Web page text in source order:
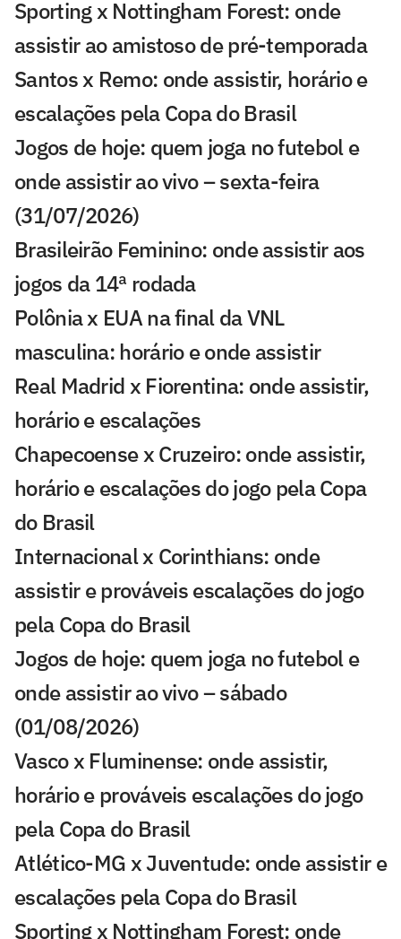
Sporting x Nottingham Forest: onde
assistir ao amistoso de pré-temporada
Santos x Remo: onde assistir, horário e
escalações pela Copa do Brasil
Jogos de hoje: quem joga no futebol e
onde assistir ao vivo – sexta-feira
(31/07/2026)
Brasileirão Feminino: onde assistir aos
jogos da 14ª rodada
Polônia x EUA na final da VNL
masculina: horário e onde assistir
Real Madrid x Fiorentina: onde assistir,
horário e escalações
Chapecoense x Cruzeiro: onde assistir,
horário e escalações do jogo pela Copa
do Brasil
Internacional x Corinthians: onde
assistir e prováveis escalações do jogo
pela Copa do Brasil
Jogos de hoje: quem joga no futebol e
onde assistir ao vivo – sábado
(01/08/2026)
Vasco x Fluminense: onde assistir,
horário e prováveis escalações do jogo
pela Copa do Brasil
Atlético-MG x Juventude: onde assistir e
escalações pela Copa do Brasil
Sporting x Nottingham Forest: onde